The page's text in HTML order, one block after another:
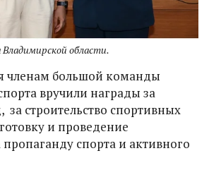
области.
членам большой команды
вручили награды за
за строительство спортивных
и проведение
спорта и активного